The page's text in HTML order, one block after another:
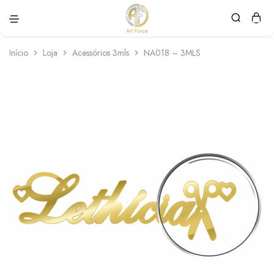
Force
personalizadas
Início Loja Acessórios 3mls NA018 – 3MLS